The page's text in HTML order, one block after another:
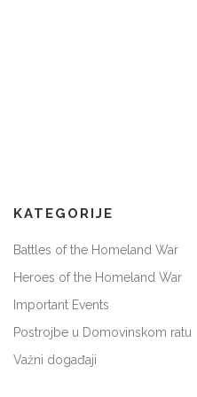
KATEGORIJE
Battles of the Homeland War
Heroes of the Homeland War
Important Events
Postrojbe u Domovinskom ratu
Važni događaji